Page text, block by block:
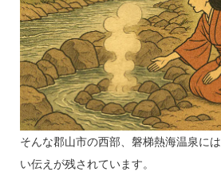
そんな郡山市の西部、磐梯熱海温泉には
い伝えが残されています。